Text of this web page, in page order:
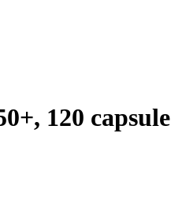
120 capsule